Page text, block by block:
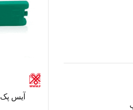
اطلاعات بیشتر
آیس